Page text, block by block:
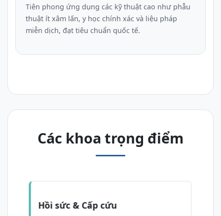
Tiên phong ứng dụng các kỹ thuật cao như phẫu
thuật ít xâm lấn, y học chính xác và liệu pháp
miễn dịch, đạt tiêu chuẩn quốc tế.
Các khoa trọng điểm
Nam Khoa